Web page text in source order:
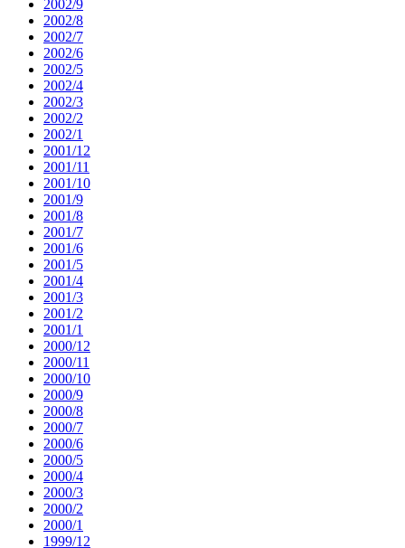
2002/9
2002/8
2002/7
2002/6
2002/5
2002/4
2002/3
2002/2
2002/1
2001/12
2001/11
2001/10
2001/9
2001/8
2001/7
2001/6
2001/5
2001/4
2001/3
2001/2
2001/1
2000/12
2000/11
2000/10
2000/9
2000/8
2000/7
2000/6
2000/5
2000/4
2000/3
2000/2
2000/1
1999/12